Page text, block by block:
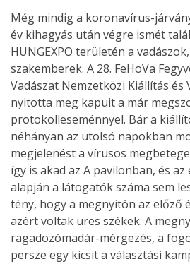
Még mindig a koronavírus-
év kihagyás után végre ismét
HUNGEXPO területén a
szakemberek. A 28. FeHoVa
Vadászat Nemzetközi Kiállítás
nyitotta meg kapuit a már
protokolleseménnyel. Bár a
néhányan az utolsó napokban
megjelenést a vírusos
így is akad az A pavilonban, és
alapján a látogatók száma sem
tény, hogy a megnyitón az előző
azért voltak üres székek. A
ragadozómadár-mérgezés, a
persze egy kicsit a választási